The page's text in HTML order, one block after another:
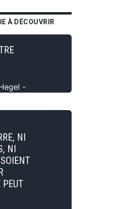
À DÉCOUVRIR
-
NI
NI
PEUT